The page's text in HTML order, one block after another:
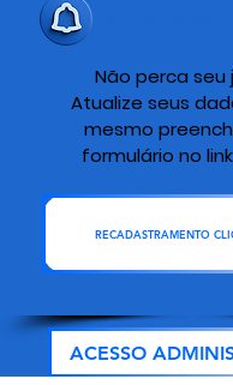
Não perca seu
Atualize seus
mesmo
formulário no
RECADASTRAMENTO
ACESSO